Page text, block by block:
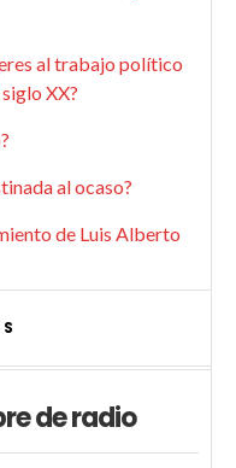
al trabajo político
XX?
al ocaso?
de Luis Alberto
de radio